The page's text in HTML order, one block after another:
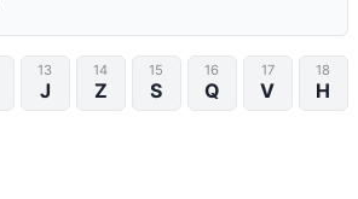
13
J
14
Z
15
S
16
Q
17
V
18
H